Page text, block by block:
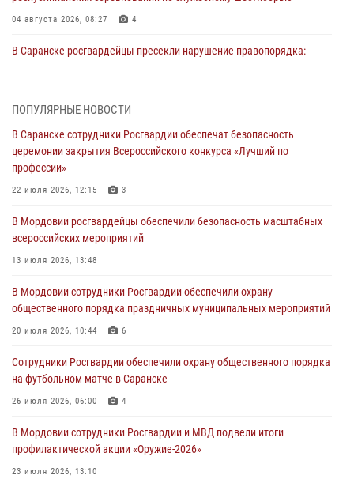
04 августа 2026, 08:27 4
В Саранске росгвардейцы пресекли нарушение правопорядка:
нанесение побоев
03 августа 2026, 08:58
Сотрудники Росгвардии обеспечили безопасность празднования 98-
03 августа 2026, 08:32 5
В Мордовии отметили День ВДВ: нарушений правопорядка не
03 августа 2026, 07:40
В Мордовии подведены итоги работы подразделений лицензионно-
02 августа 2026, 06:31
ПОПУЛЯРНЫЕ НОВОСТИ
В Саранске сотрудники Росгвардии обеспечат безопасность
церемонии закрытия Всероссийского конкурса «Лучший по
профессии»
22 июля 2026, 12:15 3
В Мордовии росгвардейцы обеспечили безопасность масштабных
всероссийских мероприятий
13 июля 2026, 13:48
В Мордовии сотрудники Росгвардии обеспечили охрану
общественного порядка праздничных муниципальных мероприятий
20 июля 2026, 10:44 6
Сотрудники Росгвардии обеспечили охрану общественного порядка
на футбольном матче в Саранске
26 июля 2026, 06:00 4
В Мордовии сотрудники Росгвардии и МВД подвели итоги
профилактической акции «Оружие‑2026»
23 июля 2026, 13:10